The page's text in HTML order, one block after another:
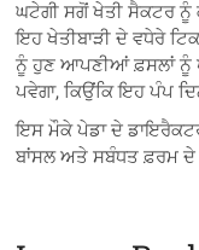
ਘਟੇਗੀ ਸਗੋਂ ਖੇਤੀ ਸੈਕਟਰ ਨੂੰ
ਇਹ ਖੇਤੀਬਾੜੀ ਦੇ ਵਧੇਰੇ
ਨੂੰ ਹੁਣ ਆਪਣੀਆਂ ਫ਼ਸਲਾਂ ਨੂੰ
ਪਵੇਗਾ, ਕਿਉਂਕਿ ਇਹ ਪੰਪ
ਇਸ ਮੌਕੇ ਪੇਡਾ ਦੇ
ਬਾਂਸਲ ਅਤੇ ਸਬੰਧਤ ਫ਼ਰਮ ਦੇ